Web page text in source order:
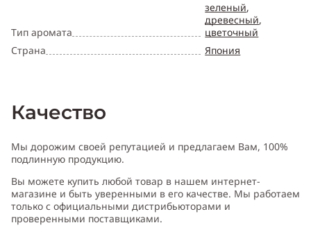
Тип аромата
Страна
зеленый,
древесный,
цветочный
Япония
Качество
Мы дорожим своей репутацией и предлагаем Вам, 100%
подлинную продукцию.
Вы можете купить любой товар в нашем интернет-
магазине и быть уверенными в его качестве. Мы работаем
только с официальными дистрибьюторами и
проверенными поставщиками.